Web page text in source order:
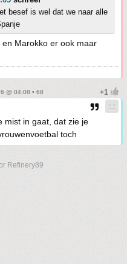
besef is wel dat we naar alle
Marokko er ook maar
@ 04:08 • 68
mist in gaat, dat zie je
toch
Refinery89